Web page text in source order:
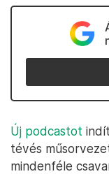
Új podcastot
tévés
mindenféle